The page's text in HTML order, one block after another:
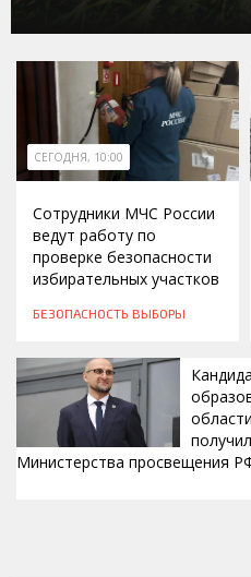
СЕГОДНЯ, 10:00
Сотрудники МЧС России
ведут работу по
проверке безопасности
избирательных участков
БЕЗОПАСНОСТЬ ВЫБОРЫ
Министерства просвещения